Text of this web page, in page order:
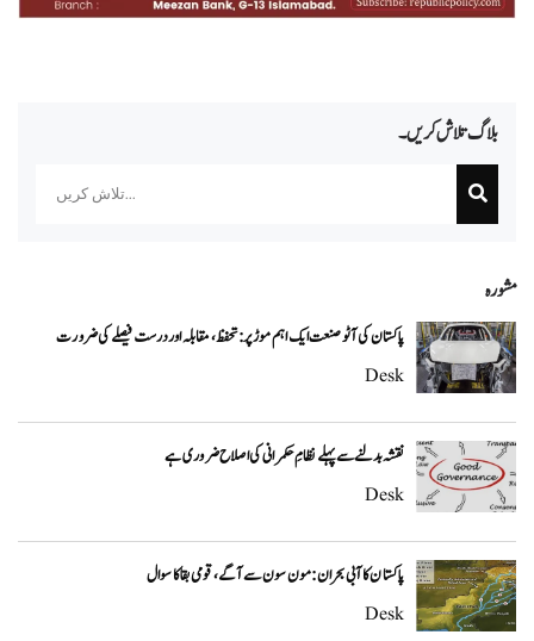
بلاگ تلاش کریں۔
مشورہ
پاکستان کی آٹو صنعت ایک اہم موڑ پر: تحفظ، مقابلہ اور درست فیصلے کی ضرورت
Desk
نقشہ بدلنے سے پہلے نظامِ حکمرانی کی اصلاح ضروری ہے
Desk
پاکستان کا آبی بحران: مون سون سے آگے، قومی بقا کا سوال
Desk